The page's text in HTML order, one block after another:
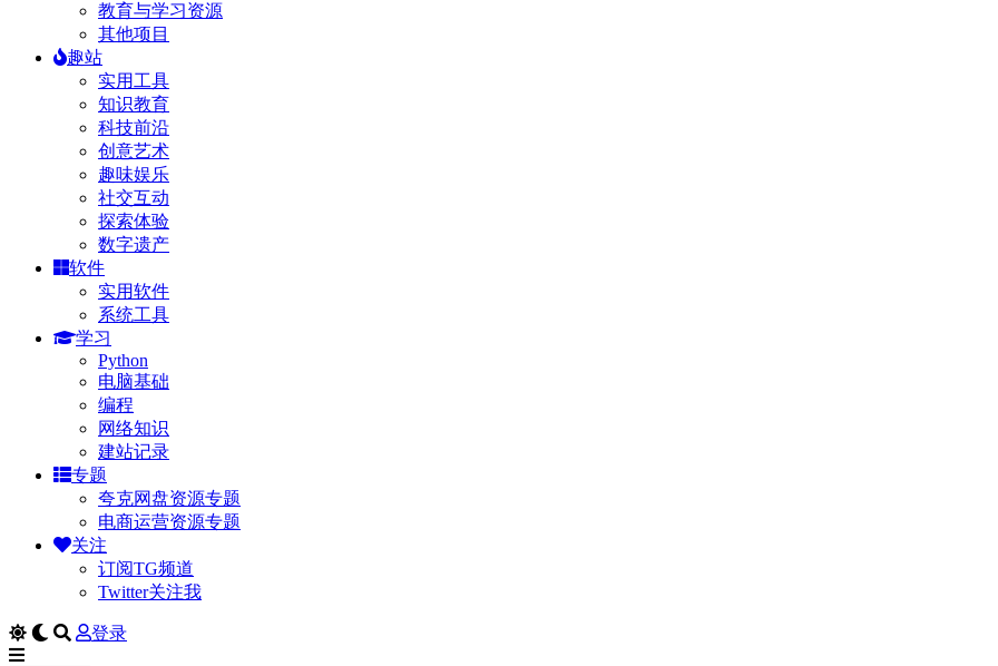
教育与学习资源
其他项目
趣站
实用工具
知识教育
科技前沿
创意艺术
趣味娱乐
社交互动
探索体验
数字遗产
软件
实用软件
系统工具
学习
Python
电脑基础
编程
网络知识
建站记录
专题
夸克网盘资源专题
电商运营资源专题
关注
订阅TG频道
Twitter关注我
登录